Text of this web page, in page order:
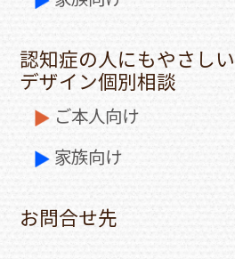
認知症の人にもやさしい
デザイン個別相談
ご本人向け
家族向け
お問合せ先